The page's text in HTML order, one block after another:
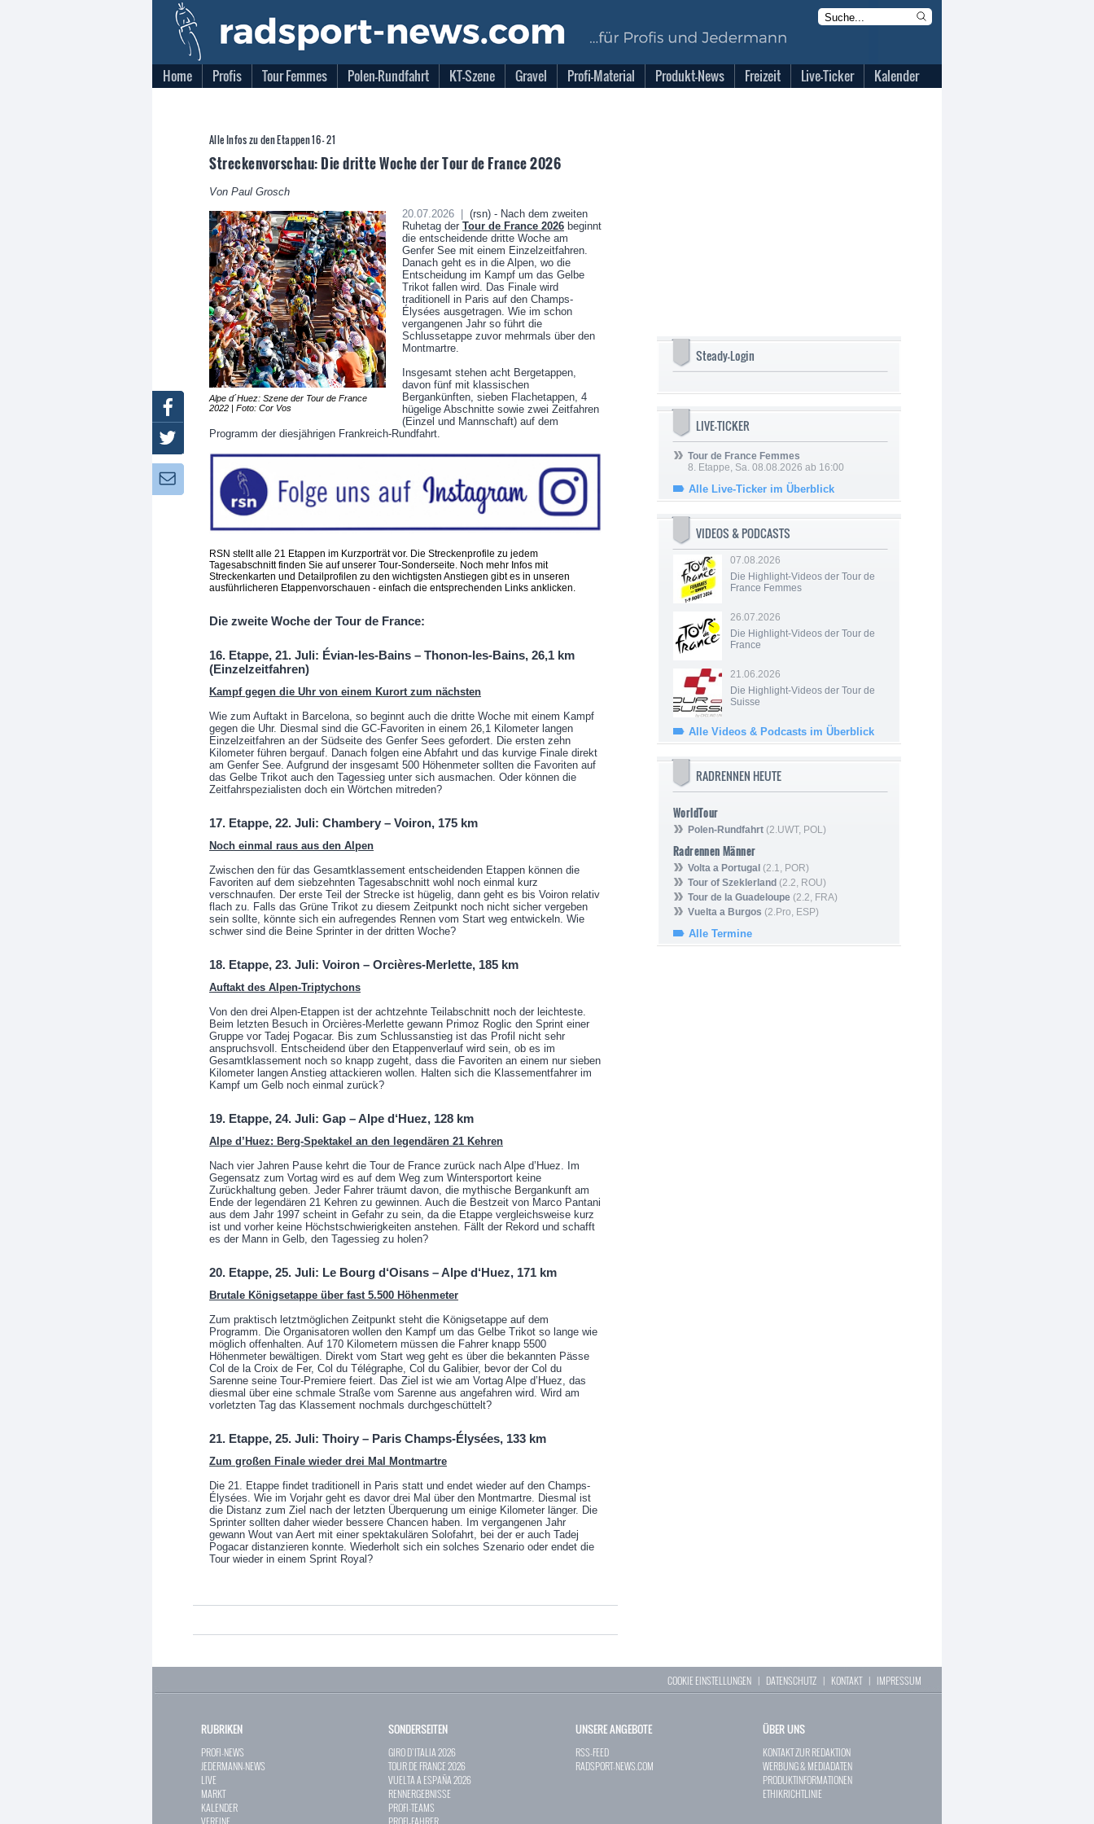
Home Profis Tour Femmes Polen-Rundfahrt KT-Szene Gravel Profi-Material Produkt-News Freizeit Live-Ticker Kalender
Alle Infos zu den Etappen 16 - 21
Streckenvorschau: Die dritte Woche der Tour de France 2026
Von Paul Grosch
Alpe d´Huez: Szene der Tour de France
2022 | Foto: Cor Vos
20.07.2026 |
(rsn) - Nach dem zweiten
Ruhetag der Tour de France 2026beginnt
die entscheidende dritte Woche am
Genfer See mit einem Einzelzeitfahren.
Danach geht es in die Alpen, wo die
Entscheidung im Kampf um das Gelbe
Trikot fallen wird. Das Finale wird
traditionell in Paris auf den Champs-
Élysées ausgetragen. Wie im schon
vergangenen Jahr so führt die
Schlussetappe zuvor mehrmals über den
Montmartre.
Insgesamt stehen acht Bergetappen,
davon fünf mit klassischen
Bergankünften, sieben Flachetappen, 4
hügelige Abschnitte sowie zwei Zeitfahren
(Einzel und Mannschaft) auf dem
Programm der diesjährigen Frankreich-Rundfahrt.
RSN stellt alle 21 Etappen im Kurzporträt vor. Die Streckenprofile zu jedem
Tagesabschnitt finden Sie auf unserer Tour-Sonderseite. Noch mehr Infos mit
Streckenkarten und Detailprofilen zu den wichtigsten Anstiegen gibt es in unseren
ausführlicheren Etappenvorschauen - einfach die entsprechenden Links anklicken.
Die zweite Woche der Tour de France:
16. Etappe, 21. Juli: Évian-les-Bains – Thonon-les-Bains, 26,1 km
(Einzelzeitfahren)
Kampf gegen die Uhr von einem Kurort zum nächsten
Wie zum Auftakt in Barcelona, so beginnt auch die dritte Woche mit einem Kampf
gegen die Uhr. Diesmal sind die GC-Favoriten in einem 26,1 Kilometer langen
Einzelzeitfahren an der Südseite des Genfer Sees gefordert. Die ersten zehn
Kilometer führen bergauf. Danach folgen eine Abfahrt und das kurvige Finale direkt
am Genfer See. Aufgrund der insgesamt 500 Höhenmeter sollten die Favoriten auf
das Gelbe Trikot auch den Tagessieg unter sich ausmachen. Oder können die
Zeitfahrspezialisten doch ein Wörtchen mitreden?
17. Etappe, 22. Juli: Chambery – Voiron, 175 km
Noch einmal raus aus den Alpen
Zwischen den für das Gesamtklassement entscheidenden Etappen können die
Favoriten auf dem siebzehnten Tagesabschnitt wohl noch einmal kurz
verschnaufen. Der erste Teil der Strecke ist hügelig, dann geht es bis Voiron relativ
flach zu. Falls das Grüne Trikot zu diesem Zeitpunkt noch nicht sicher vergeben
sein sollte, könnte sich ein aufregendes Rennen vom Start weg entwickeln. Wie
schwer sind die Beine Sprinter in der dritten Woche?
18. Etappe, 23. Juli: Voiron – Orcières-Merlette, 185 km
Auftakt des Alpen-Triptychons
Von den drei Alpen-Etappen ist der achtzehnte Teilabschnitt noch der leichteste.
Beim letzten Besuch in Orcières-Merlette gewann Primoz Roglic den Sprint einer
Gruppe vor Tadej Pogacar. Bis zum Schlussanstieg ist das Profil nicht sehr
anspruchsvoll. Entscheidend über den Etappenverlauf wird sein, ob es im
Gesamtklassement noch so knapp zugeht, dass die Favoriten an einem nur sieben
Kilometer langen Anstieg attackieren wollen. Halten sich die Klassementfahrer im
Kampf um Gelb noch einmal zurück?
19. Etappe, 24. Juli: Gap – Alpe d‘Huez, 128 km
Alpe d’Huez: Berg-Spektakel an den legendären 21 Kehren
Nach vier Jahren Pause kehrt die Tour de France zurück nach Alpe d’Huez. Im
Gegensatz zum Vortag wird es auf dem Weg zum Wintersportort keine
Zurückhaltung geben. Jeder Fahrer träumt davon, die mythische Bergankunft am
Ende der legendären 21 Kehren zu gewinnen. Auch die Bestzeit von Marco Pantani
aus dem Jahr 1997 scheint in Gefahr zu sein, da die Etappe vergleichsweise kurz
ist und vorher keine Höchstschwierigkeiten anstehen. Fällt der Rekord und schafft
es der Mann in Gelb, den Tagessieg zu holen?
20. Etappe, 25. Juli: Le Bourg d‘Oisans – Alpe d‘Huez, 171 km
Brutale Königsetappe über fast 5.500 Höhenmeter
Zum praktisch letztmöglichen Zeitpunkt steht die Königsetappe auf dem
Programm. Die Organisatoren wollen den Kampf um das Gelbe Trikot so lange wie
möglich offenhalten. Auf 170 Kilometern müssen die Fahrer knapp 5500
Höhenmeter bewältigen. Direkt vom Start weg geht es über die bekannten Pässe
Col de la Croix de Fer, Col du Télégraphe, Col du Galibier, bevor der Col du
Sarenne seine Tour-Premiere feiert. Das Ziel ist wie am Vortag Alpe d’Huez, das
diesmal über eine schmale Straße vom Sarenne aus angefahren wird. Wird am
vorletzten Tag das Klassement nochmals durchgeschüttelt?
21. Etappe, 25. Juli: Thoiry – Paris Champs-Élysées, 133 km
Zum großen Finale wieder drei Mal Montmartre
Die 21. Etappe findet traditionell in Paris statt und endet wieder auf den Champs-
Élysées. Wie im Vorjahr geht es davor drei Mal über den Montmartre. Diesmal ist
die Distanz zum Ziel nach der letzten Überquerung um einige Kilometer länger. Die
Sprinter sollten daher wieder bessere Chancen haben. Im vergangenen Jahr
gewann Wout van Aert mit einer spektakulären Solofahrt, bei der er auch Tadej
Pogacar distanzieren konnte. Wiederholt sich ein solches Szenario oder endet die
Tour wieder in einem Sprint Royal?
Steady-Login
LIVE-TICKER
Tour de France Femmes
8. Etappe, Sa. 08.08.2026 ab 16:00
Alle Live-Ticker im Überblick
VIDEOS & PODCASTS
07.08.2026
Die Highlight-Videos der Tour de
France Femmes
26.07.2026
Die Highlight-Videos der Tour de
France
21.06.2026
Die Highlight-Videos der Tour de
Suisse
Alle Videos & Podcasts im Überblick
RADRENNEN HEUTE
WorldTour
Polen-Rundfahrt (2.UWT, POL)
Radrennen Männer
Volta a Portugal (2.1, POR)
Tour of Szeklerland (2.2, ROU)
Tour de la Guadeloupe (2.2, FRA)
Vuelta a Burgos (2.Pro, ESP)
Alle Termine
Facebook
Twitter
Newsletter:
COOKIE EINSTELLUNGEN | DATENSCHUTZ | KONTAKT| IMPRESSUM
RUBRIKEN
PROFI-NEWS
JEDERMANN-NEWS
LIVE
MARKT
KALENDER
SONDERSEITEN
GIRO D`ITALIA 2026
TOUR DE FRANCE 2026
VUELTA A ESPAÑA 2026
RENNERGEBNISSE
PROFI-TEAMS
UNSERE ANGEBOTE
RSS-FEED
RADSPORT-NEWS.COM
ÜBER UNS
KONTAKT ZUR REDAKTION
WERBUNG & MEDIADATEN
PRODUKTINFORMATIONEN
ETHIKRICHTLINIE